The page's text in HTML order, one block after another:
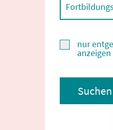
nur
anzeigen
Suchen